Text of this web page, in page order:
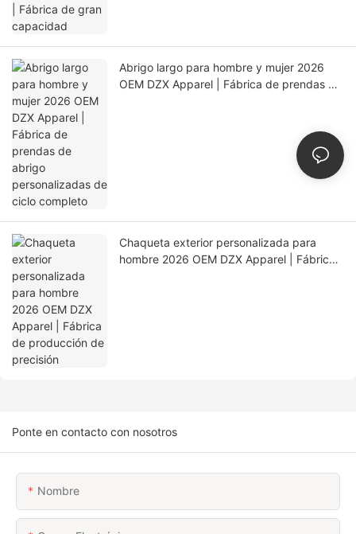
Abrigo largo para hombre y mujer 2026
OEM DZX Apparel | Fábrica de prendas de
Chaqueta exterior personalizada para
hombre 2026 OEM DZX Apparel | Fábrica
Ponte en contacto con nosotros
Nombre